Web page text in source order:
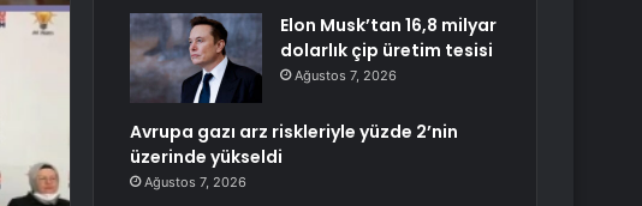
Elon Musk’tan 16,8 milyar
dolarlık çip üretim tesisi
Ağustos 7, 2026
Avrupa gazı arz riskleriyle yüzde 2’nin
üzerinde yükseldi
Ağustos 7, 2026